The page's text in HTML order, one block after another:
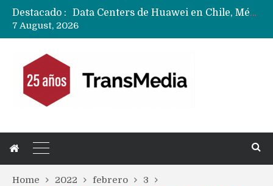
Destacado :
Data Centers de Huawei en Chile, México, Brasil,Perú y Argentina podrían verse afectados por arremetida de EE.UU
7 August, 2026
Home 2022 febrero
3